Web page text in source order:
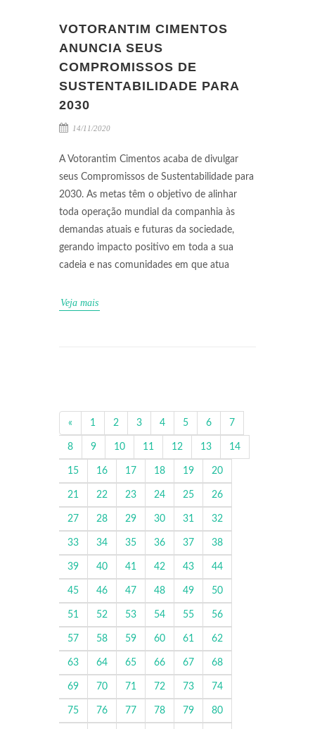
VOTORANTIM CIMENTOS
ANUNCIA SEUS
COMPROMISSOS DE
SUSTENTABILIDADE PARA
2030
14/11/2020
A Votorantim Cimentos acaba de divulgar
seus Compromissos de Sustentabilidade para
2030. As metas têm o objetivo de alinhar
toda operação mundial da companhia às
demandas atuais e futuras da sociedade,
gerando impacto positivo em toda a sua
cadeia e nas comunidades em que atua
Veja mais
« 1 2 3 4 5 6 7
8 9 10 11 12 13 14
15 16 17 18 19 20
21 22 23 24 25 26
27 28 29 30 31 32
33 34 35 36 37 38
39 40 41 42 43 44
45 46 47 48 49 50
51 52 53 54 55 56
57 58 59 60 61 62
63 64 65 66 67 68
69 70 71 72 73 74
75 76 77 78 79 80